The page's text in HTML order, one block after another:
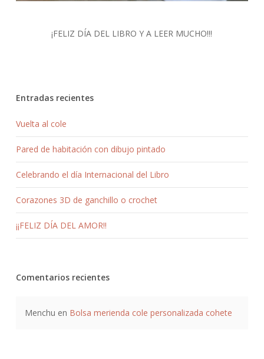
¡FELIZ DÍA DEL LIBRO Y A LEER MUCHO!!!
Entradas recientes
Vuelta al cole
Pared de habitación con dibujo pintado
Celebrando el día Internacional del Libro
Corazones 3D de ganchillo o crochet
¡¡FELIZ DÍA DEL AMOR!!
Comentarios recientes
Menchu en Bolsa merienda cole personalizada cohete